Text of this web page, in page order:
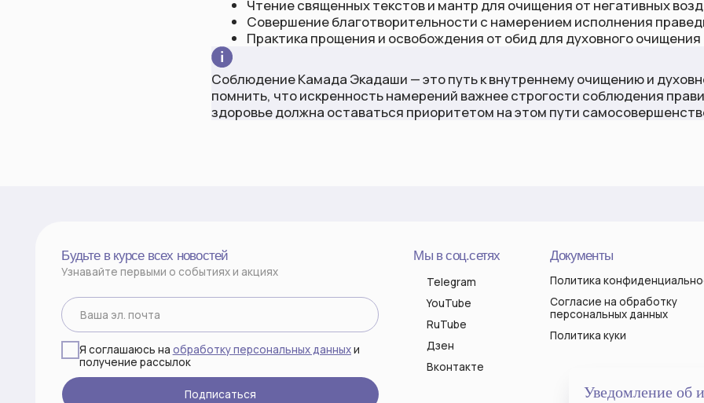
Уведомление об
Узнавайте первыми о событиях и акциях
Мы в соц.сетях
Telegram
Вконтакте
обработку персональных данныхи
Документы
Политика куки
Согласие на обработку
Политика конфиденциальности
Дзен